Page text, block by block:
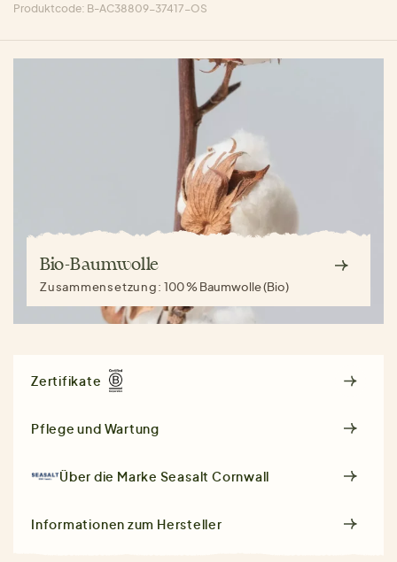
Produktcode: B-AC38809-37417-OS
Bio-Baumwolle
Zusammensetzung:100 % Baumwolle (Bio)
Zertifikate
Pflege und Wartung
Über die Marke Seasalt Cornwall
Informationen zum Hersteller